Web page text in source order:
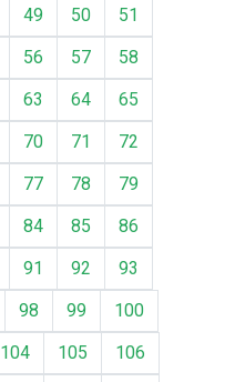
49 50
51
56 57
58
63 64
65
70 71
72
77 78
79
84 85
86
91 92
93
98 99
100
104 105
106